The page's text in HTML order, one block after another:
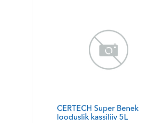
CERTECH Super Benek
looduslik kassiliiv 5L